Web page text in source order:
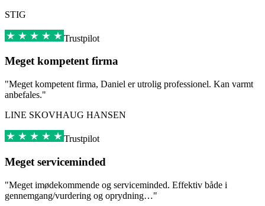
STIG
Trustpilot
Meget kompetent firma
"Meget kompetent firma, Daniel er utrolig professionel. Kan varmt
anbefales."
LINE SKOVHAUG HANSEN
Trustpilot
Meget serviceminded
"Meget imødekommende og serviceminded. Effektiv både i
gennemgang/vurdering og oprydning…"